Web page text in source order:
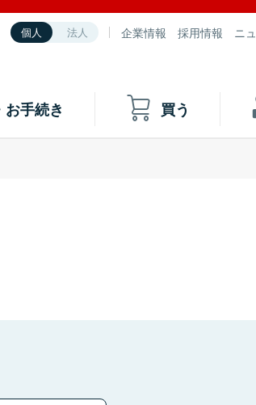
個人 法人 企業情報 採用情報 ニ
手続き 買う